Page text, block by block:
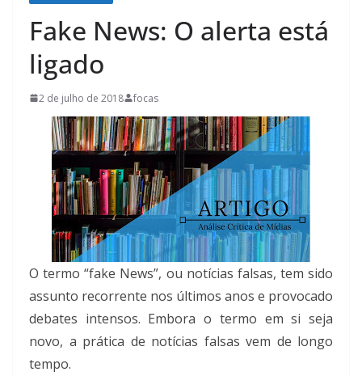
Fake News: O alerta está
ligado
2 de julho de 2018 focas
O termo “fake News”, ou notícias falsas, tem sido
assunto recorrente nos últimos anos e provocado
debates intensos. Embora o termo em si seja
novo, a prática de notícias falsas vem de longo
tempo.